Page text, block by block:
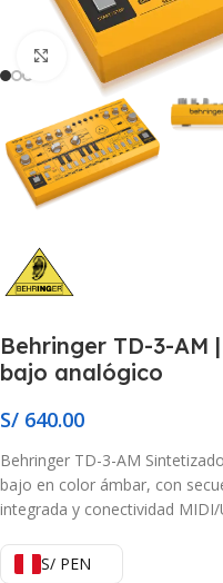
Click to enlarge
Behringer TD-3-
bajo analógico
S/ 640.00
Behringer TD-3-AM
bajo en color ámbar, con
integrada y conectividad MIDI/
S/ PEN